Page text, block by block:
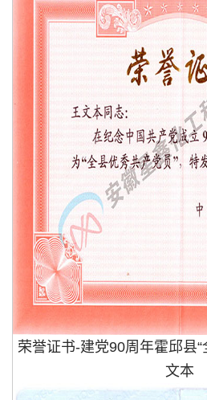
荣誉证书-建党90周年霍邱县
文本